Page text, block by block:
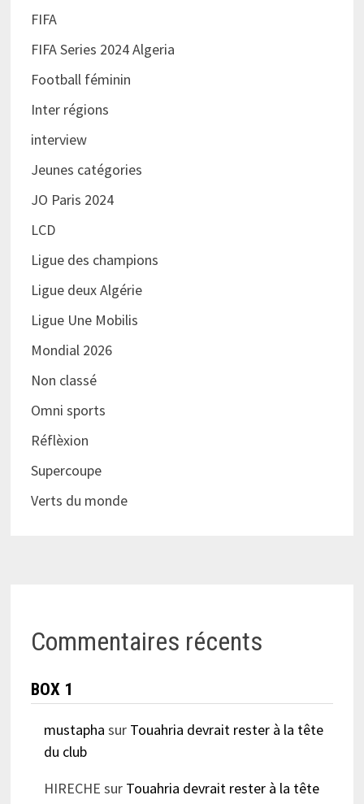
FIFA
FIFA Series 2024 Algeria
Football féminin
Inter régions
interview
Jeunes catégories
JO Paris 2024
LCD
Ligue des champions
Ligue deux Algérie
Ligue Une Mobilis
Mondial 2026
Non classé
Omni sports
Réflèxion
Supercoupe
Verts du monde
Commentaires récents
BOX 1
mustapha sur Touahria devrait rester à la tête
du club
HIRECHE sur Touahria devrait rester à la tête